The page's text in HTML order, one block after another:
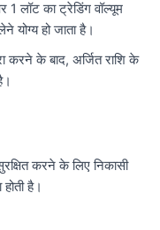
1 लॉट का ट्रेडिंग वॉल्यूम
योग्य हो जाता है।
करने के बाद, अर्जित राशि के
करने के लिए निकासी
है।